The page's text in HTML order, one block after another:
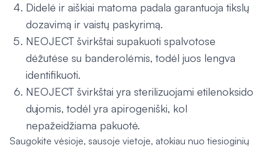
Didelė ir aiškiai matoma padala garantuoja tikslų
dozavimą ir vaistų paskyrimą.
NEOJECT švirkštai supakuoti spalvotose
dėžutėse su banderolėmis, todėl juos lengva
identifikuoti.
NEOJECT švirkštai yra sterilizuojami etilenoksido
dujomis, todėl yra apirogeniški, kol
nepažeidžiama pakuotė.
Saugokite vėsioje, sausoje vietoje, atokiau nuo tiesioginių